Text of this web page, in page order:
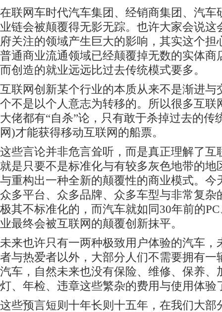
在联网车时代汽车集团、经销商集团、汽车
业链会被颠覆得无影无踪。也许大家会说这
府关注的领域产生巨大的影响，其实这个担
普通商业流通领域已经颠覆掉无数的实体商
而创造的就业远远比过去传统模式要多。
互联网创新某个行业的本质从来不是渐进与
个不是以个人意志为转移的。所以很多互联
大佬都有“自杀”论，只有敢于杀掉过去的传
网)才能获得移动互联网的船票。
这些言论并非危言耸听，而是真正理解了互
就是只要不是标准化与有较多灰色地带的地
与重构出一种全新的颠覆性的商业模式。今
众多平台、众多品牌、众多车型与非常复杂
极其不标准化的，而汽车就如同30年前的
业最终会被互联网的颠覆创新抹平。
未来也许只有一两种极致用户体验的汽车，
者与热爱者以外，大部分人们不需要拥有一
汽车，自然未来也没有保险、维修、保养、
灯、年检、违章这些繁杂的费用与使用体验
这些预言短则十年长则十五年，在我们大部